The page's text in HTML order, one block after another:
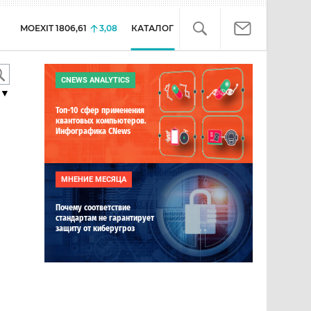
MOEXIT 1806,61 3,08 КАТАЛОГ
CNEWS ANALYTICS
Топ-10 сфер применения
квантовых компьютеров.
Инфографика CNews
МНЕНИЕ МЕСЯЦА
Почему соответствие
стандартам не гарантирует
защиту от киберугроз